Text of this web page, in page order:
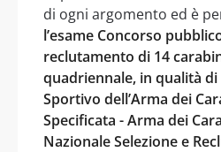
di ogni argomento ed è
l’esame Concorso
reclutamento di 14
quadriennale, in qualità
Sportivo dell’Arma dei
Specificata - Arma dei
Nazionale Selezione e